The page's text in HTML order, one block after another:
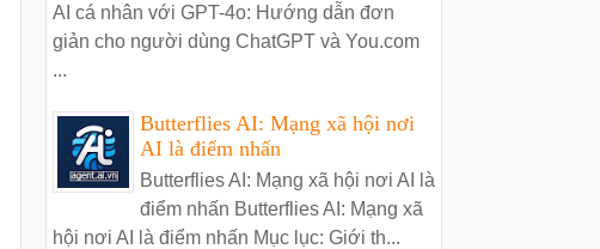
AI cá nhân với GPT-4o: Hướng dẫn đơn
giản cho người dùng ChatGPT và You.com
...
Butterflies AI: Mạng xã hội nơi
AI là điểm nhấn
Butterflies AI: Mạng xã hội nơi AI là
điểm nhấn Butterflies AI: Mạng xã
hội nơi AI là điểm nhấn Mục lục: Giới th...